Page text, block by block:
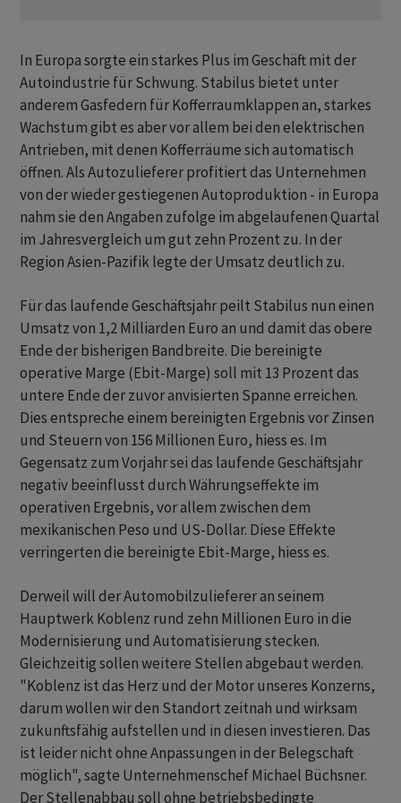
In Europa sorgte ein starkes Plus im Geschäft mit der
Autoindustrie für Schwung. Stabilus bietet unter
anderem Gasfedern für Kofferraumklappen an, starkes
Wachstum gibt es aber vor allem bei den elektrischen
Antrieben, mit denen Kofferräume sich automatisch
öffnen. Als Autozulieferer profitiert das Unternehmen
von der wieder gestiegenen Autoproduktion - in Europa
nahm sie den Angaben zufolge im abgelaufenen Quartal
im Jahresvergleich um gut zehn Prozent zu. In der
Region Asien-Pazifik legte der Umsatz deutlich zu.
Für das laufende Geschäftsjahr peilt Stabilus nun einen
Umsatz von 1,2 Milliarden Euro an und damit das obere
Ende der bisherigen Bandbreite. Die bereinigte
operative Marge (Ebit-Marge) soll mit 13 Prozent das
untere Ende der zuvor anvisierten Spanne erreichen.
Dies entspreche einem bereinigten Ergebnis vor Zinsen
und Steuern von 156 Millionen Euro, hiess es. Im
Gegensatz zum Vorjahr sei das laufende Geschäftsjahr
negativ beeinflusst durch Währungseffekte im
operativen Ergebnis, vor allem zwischen dem
mexikanischen Peso und US-Dollar. Diese Effekte
verringerten die bereinigte Ebit-Marge, hiess es.
Derweil will der Automobilzulieferer an seinem
Hauptwerk Koblenz rund zehn Millionen Euro in die
Modernisierung und Automatisierung stecken.
Gleichzeitig sollen weitere Stellen abgebaut werden.
"Koblenz ist das Herz und der Motor unseres Konzerns,
darum wollen wir den Standort zeitnah und wirksam
zukunftsfähig aufstellen und in diesen investieren. Das
ist leider nicht ohne Anpassungen in der Belegschaft
möglich", sagte Unternehmenschef Michael Büchsner.
Der Stellenabbau soll ohne betriebsbedingte